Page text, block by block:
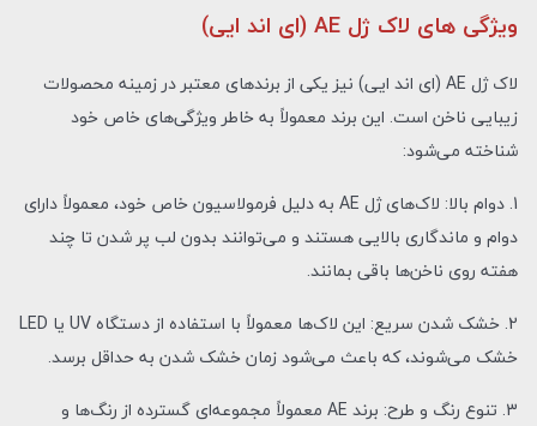
ویژگی های لاک ژل AE (ای اند ایی)
لاک ژل AE (ای اند ایی) نیز یکی از برندهای معتبر در زمینه محصولات
زیبایی ناخن است. این برند معمولاً به خاطر ویژگی‌های خاص خود
شناخته می‌شود:
1. دوام بالا: لاک‌های ژل AE به دلیل فرمولاسیون خاص خود، معمولاً دارای
دوام و ماندگاری بالایی هستند و می‌توانند بدون لب پر شدن تا چند
هفته روی ناخن‌ها باقی بمانند.
2. خشک شدن سریع: این لاک‌ها معمولاً با استفاده از دستگاه UV یا LED
خشک می‌شوند، که باعث می‌شود زمان خشک شدن به حداقل برسد.
3. تنوع رنگ و طرح: برند AE معمولاً مجموعه‌ای گسترده از رنگ‌ها و